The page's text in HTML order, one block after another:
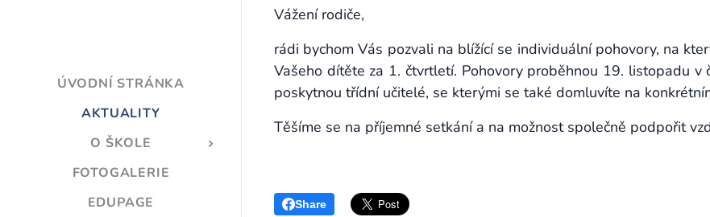
ÚVODNÍ STRÁNKA
AKTUALITY
O ŠKOLE
FOTOGALERIE
EDUPAGE
Vážení rodiče,
rádi bychom Vás pozvali na blížící se individuální pohovory, na
Vašeho dítěte za 1. čtvrtletí. Pohovory proběhnou 19. listopadu
poskytnou třídní učitelé, se kterými se také domluvíte na
Těšíme se na příjemné setkání a na možnost společně podpořit
Share